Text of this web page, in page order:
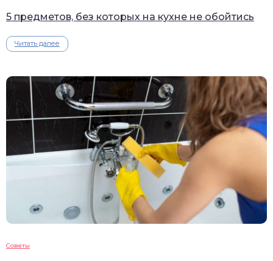
5 предметов, без которых на кухне не обойтись
Читать далее
Советы